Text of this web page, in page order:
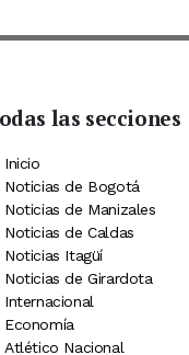
en Telegram
en LinkedIn
en Pinterest
las secciones
Inicio
Noticias de Bogotá
Noticias de Manizales
Noticias de Caldas
Noticias Itagüí
Noticias de Girardota
Internacional
Economía
Atlético Nacional